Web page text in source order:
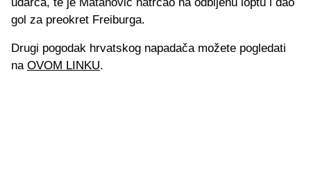
gol za preokret Freiburga.
Drugi pogodak hrvatskog napadača možete pogledati
na OVOM LINKU.